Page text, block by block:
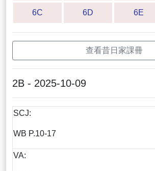
6C 6D 6E
查看昔日家課冊
2B - 2025-10-09
SCJ:
WB P.10-17
VA: